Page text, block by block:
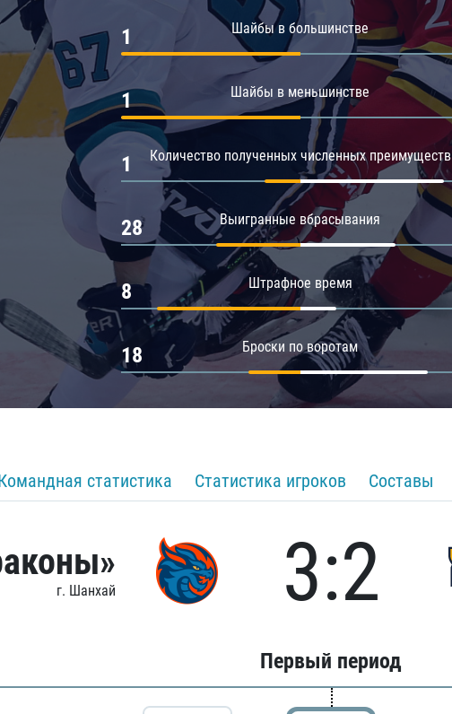
Драконы
Амур
Барыс
Салават Юлаев
Шайбы в большинстве
1
Шайбы в меньшинстве
1
Количество полученных численных преимуществ
1
Выигранные вбрасывания
28
Штрафное время
8
Броски по воротам
18
статистика Статистика игроков Составы
г. Шанхай 3:2
Первый период